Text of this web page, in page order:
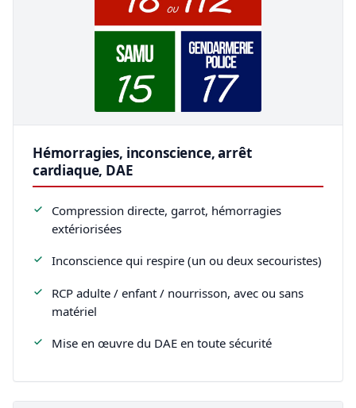
Hémorragies, inconscience, arrêt
cardiaque, DAE
Compression directe, garrot, hémorragies
extériorisées
Inconscience qui respire (un ou deux secouristes)
RCP adulte / enfant / nourrisson, avec ou sans
matériel
Mise en œuvre du DAE en toute sécurité